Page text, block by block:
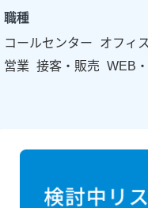
職種
コールセンター
オフィ
営業 接客・販売 WEB